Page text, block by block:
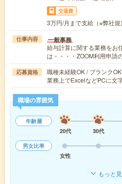
交通費
3万円/月まで支給（※弊社規
仕事内容 一般事務
給与計算に関する業務を
は・・・・ZOOM利用申請
応募資格
職種未経験OK / ブランク
業務上でExcelなどPCに文
職場の雰囲気
年齢層
20代
30代
男女比率
女性
もっと